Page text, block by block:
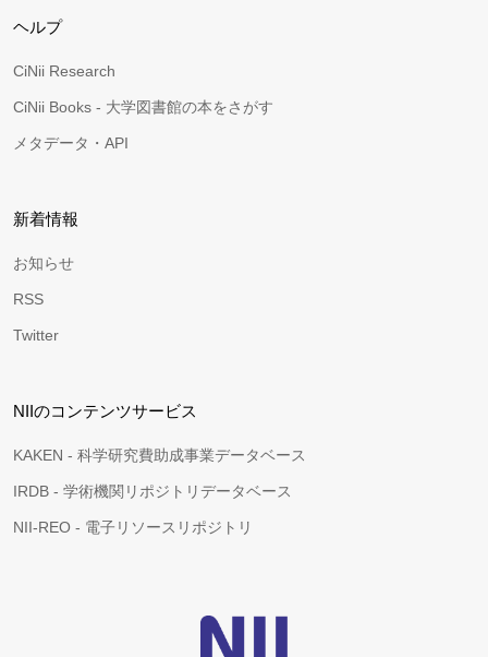
ヘルプ
CiNii Research
CiNii Books - 大学図書館の本をさがす
メタデータ・API
新着情報
お知らせ
RSS
Twitter
NIIのコンテンツサービス
KAKEN - 科学研究費助成事業データベース
IRDB - 学術機関リポジトリデータベース
NII-REO - 電子リソースリポジトリ